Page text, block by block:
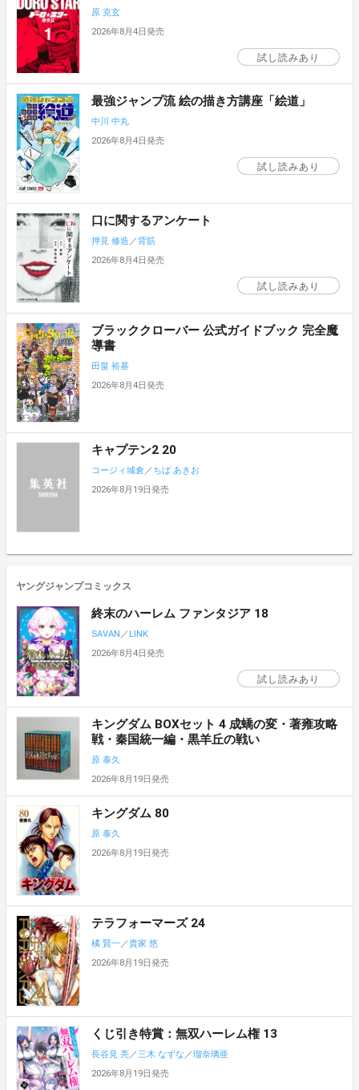
原 克玄
2026年8月4日発売
試し読みあり
最強ジャンプ流 絵の描き方講座「絵道」
中川 中丸
2026年8月4日発売
試し読みあり
口に関するアンケート
押見 修造 ／背筋
2026年8月4日発売
試し読みあり
ブラッククローバー 公式ガイドブック 完全魔
導書
田畠 裕基
2026年8月4日発売
キャプテン2 20
コージィ城倉 ／ ちば あきお
2026年8月19日発売
ヤングジャンプコミックス
終末のハーレム ファンタジア 18
SAVAN ／ LINK
2026年8月4日発売
試し読みあり
キングダム BOXセット 4 成蟜の変・著雍攻略
戦・秦国統一編・黒羊丘の戦い
原 泰久
2026年8月19日発売
キングダム 80
原 泰久
2026年8月19日発売
テラフォーマーズ 24
橘 賢一／貴家 悠
2026年8月19日発売
くじ引き特賞：無双ハーレム権 13
長谷見 亮 ／ 三木 なずな ／瑠奈璃亜
2026年8月19日発売